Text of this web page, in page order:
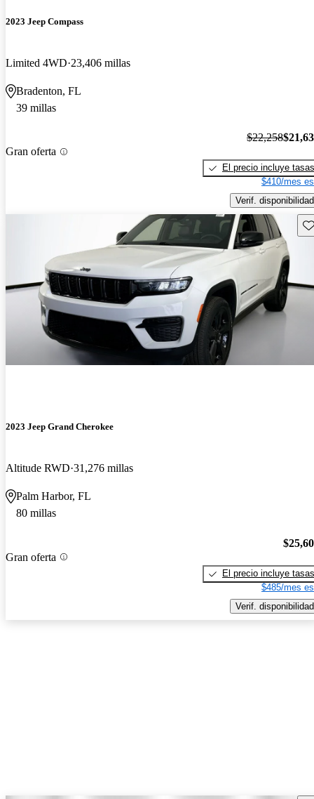
2023 Jeep Compass
Limited 4WD 23,406 millas
Bradenton, FL
39 millas
Gran oferta
$22,258
El precio incluye tasas
$410/mes
Verif. disponibilidad
2023 Jeep Grand Cherokee
Altitude RWD 31,276 millas
Palm Harbor, FL
80 millas
Gran oferta
El precio incluye tasas
$485/mes
Verif. disponibilidad